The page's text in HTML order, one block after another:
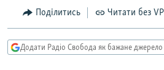
пошукуКУЛЬТУРА
СПОРТ
КРИМ.РЕАЛІЇ
ТИ ЯК?
Поділитись Читати без
Додати Радіо Свобода як бажане джерело